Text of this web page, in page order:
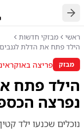
חזרה
ראשי
מבזקי חדשות
הילד פתח את הדלת
מבזק פריצה
הילד פתח
נפרצה
נוכלים שכנעו ילד